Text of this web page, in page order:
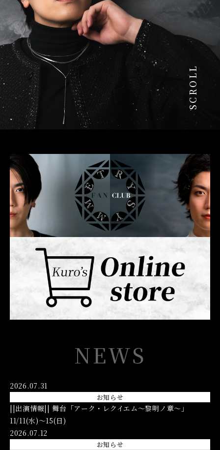
SCROLL
NEWS
2026.07.31
お知らせ
||出演情報|| 舞台「アーク・レクイエム〜黎明ノ章〜」
11/11(水)〜15(日)
2026.07.12
お知らせ